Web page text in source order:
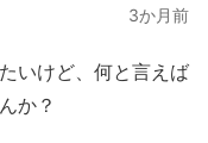
3か月前
いけど、何と言えば
か？